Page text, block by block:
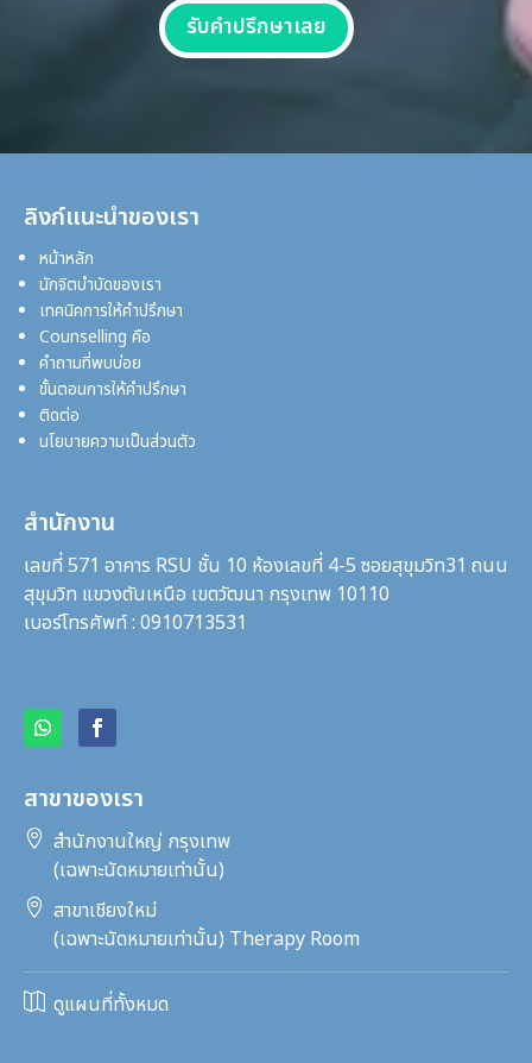
รับคำปรึกษาเลย
ลิงก์แนะนำของเรา
หน้าหลัก
นักจิตบำบัดของเรา
เทคนิคการให้คำปรึกษา
Counselling คือ
คำถามที่พบบ่อย
ขั้นตอนการให้คำปรึกษา
ติดต่อ
นโยบายความเป็นส่วนตัว
สำนักงาน
เลขที่ 571 อาคาร RSU ชั้น 10 ห้องเลขที่ 4-5 ซอยสุขุมวิท31 ถนน
สุขุมวิท แขวงตันเหนือ เขตวัฒนา กรุงเทพ 10110
เบอร์โทรศัพท์ : 0910713531
สาขาของเรา
 สำนักงานใหญ่ กรุงเทพ
(เฉพาะนัดหมายเท่านั้น)
 สาขาเชียงใหม่
(เฉพาะนัดหมายเท่านั้น) Therapy Room
 ดูแผนที่ทั้งหมด